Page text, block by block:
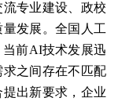
专业建设、政校
发展。全国人工
前AI技术发展迅
之间存在不匹配
出新要求，企业